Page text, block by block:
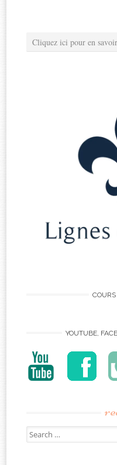
Cliquez ici pour en
COURS
YOUTUBE,
Search
for: